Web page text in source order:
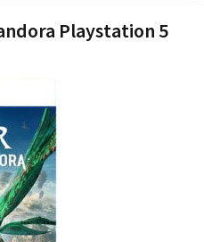
Playstation 5